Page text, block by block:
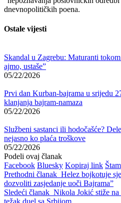
dnevnopolitičkih poena.
Ostale vijesti
Skandal u Zagrebu: Maturanti
ajmo, ustaše”
05/22/2026
Prvi dan Kurban-bajrama u srijedu
klanjanja bajram-namaza
05/22/2026
Službeni sastanci ili hodočašće?
nejasno ko plaća troškove
05/22/2026
Podeli ovaj članak
Facebook Bluesky Kopiraj link
Prethodni članak Helez bojkotuje
dozvoliti zasjedanje uoči Bajrama”
Sledeći članak Nikola Jokić stiže